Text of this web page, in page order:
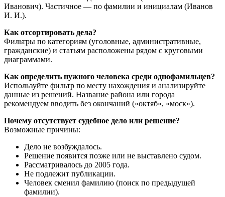
Иванович). Частичное — по фамилии и инициалам (Иванов
И. И.).
Как отсортировать дела?
Фильтры по категориям (уголовные, административные,
гражданские) и статьям расположены рядом с круговыми
диаграммами.
Как определить нужного человека среди однофамильцев?
Используйте фильтр по месту нахождения и анализируйте
данные из решений. Название района или города
рекомендуем вводить без окончаний («октяб», «моск»).
Почему отсутствует судебное дело или решение?
Возможные причины:
Дело не возбуждалось.
Решение появится позже или не выставлено судом.
Рассматривалось до 2005 года.
Не подлежит публикации.
Человек сменил фамилию (поиск по предыдущей
фамилии).